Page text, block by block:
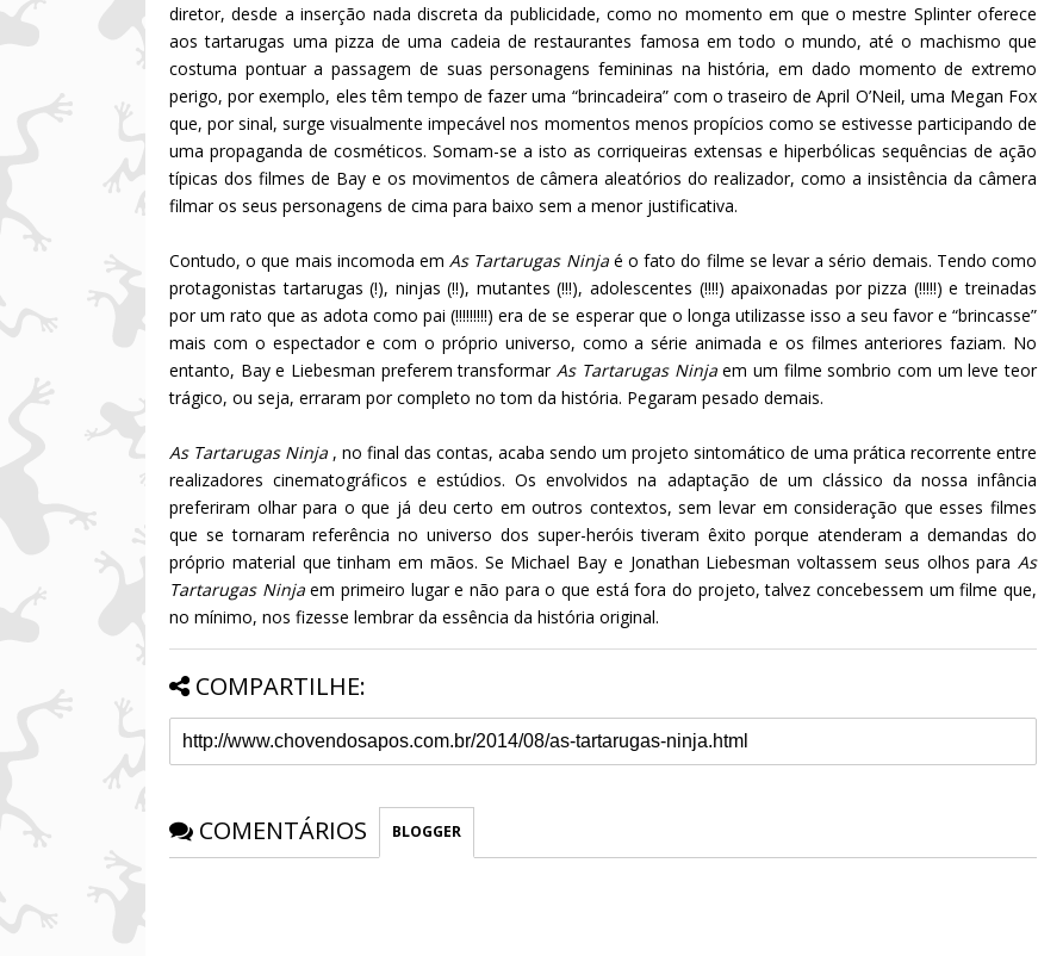
diretor, desde a inserção nada discreta da publicidade, como no momento em que o mestre Splinter oferece
aos tartarugas uma pizza de uma cadeia de restaurantes famosa em todo o mundo, até o machismo que
costuma pontuar a passagem de suas personagens femininas na história, em dado momento de extremo
perigo, por exemplo, eles têm tempo de fazer uma “brincadeira” com o traseiro de April O’Neil, uma Megan Fox
que, por sinal, surge visualmente impecável nos momentos menos propícios como se estivesse participando de
uma propaganda de cosméticos. Somam-se a isto as corriqueiras extensas e hiperbólicas sequências de ação
típicas dos filmes de Bay e os movimentos de câmera aleatórios do realizador, como a insistência da câmera
filmar os seus personagens de cima para baixo sem a menor justificativa.
Contudo, o que mais incomoda emAs Tartarugas Ninja é o fato do filme se levar a sério demais. Tendo como
protagonistas tartarugas (!), ninjas (!!), mutantes (!!!), adolescentes (!!!!) apaixonadas por pizza (!!!!!) e treinadas
por um rato que as adota como pai (!!!!!!!!!) era de se esperar que o longa utilizasse isso a seu favor e “brincasse”
mais com o espectador e com o próprio universo, como a série animada e os filmes anteriores faziam. No
entanto, Bay e Liebesman preferem transformarAs Tartarugas Ninjaem um filme sombrio com um leve teor
trágico, ou seja, erraram por completo no tom da história. Pegaram pesado demais.
As Tartarugas Ninja , no final das contas, acaba sendo um projeto sintomático de uma prática recorrente entre
realizadores cinematográficos e estúdios. Os envolvidos na adaptação de um clássico da nossa infância
preferiram olhar para o que já deu certo em outros contextos, sem levar em consideração que esses filmes
que se tornaram referência no universo dos super-heróis tiveram êxito porque atenderam a demandas do
próprio material que tinham em mãos. Se Michael Bay e Jonathan Liebesman voltassem seus olhos para As
Tartarugas Ninjaem primeiro lugar e não para o que está fora do projeto, talvez concebessem um filme que,
no mínimo, nos fizesse lembrar da essência da história original.
COMPARTILHE:
COMENTÁRIOS BLOGGER